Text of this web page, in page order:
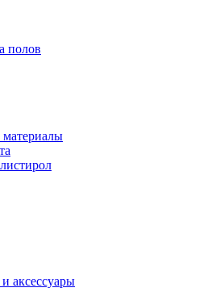
полов
материалы
аксессуары